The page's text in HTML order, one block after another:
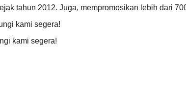
tahun 2012. Juga, mempromosikan lebih dari
kami segera!
kami segera!